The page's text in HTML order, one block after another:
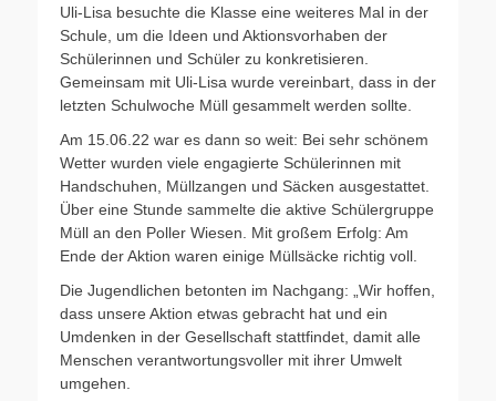
Uli-Lisa besuchte die Klasse eine weiteres Mal in der
Schule, um die Ideen und Aktionsvorhaben der
Schülerinnen und Schüler zu konkretisieren.
Gemeinsam mit Uli-Lisa wurde vereinbart, dass in der
letzten Schulwoche Müll gesammelt werden sollte.
Am 15.06.22 war es dann so weit: Bei sehr schönem
Wetter wurden viele engagierte Schülerinnen mit
Handschuhen, Müllzangen und Säcken ausgestattet.
Über eine Stunde sammelte die aktive Schülergruppe
Müll an den Poller Wiesen. Mit großem Erfolg: Am
Ende der Aktion waren einige Müllsäcke richtig voll.
Die Jugendlichen betonten im Nachgang: „Wir hoffen,
dass unsere Aktion etwas gebracht hat und ein
Umdenken in der Gesellschaft stattfindet, damit alle
Menschen verantwortungsvoller mit ihrer Umwelt
umgehen.